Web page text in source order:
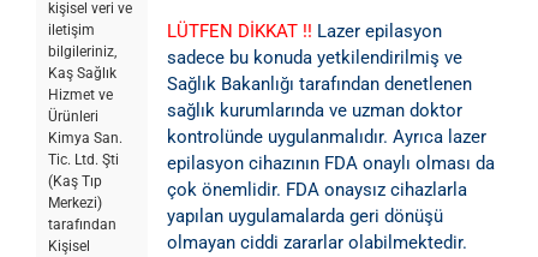
kişisel veri ve
iletişim
bilgileriniz,
Kaş Sağlık
Hizmet ve
Ürünleri
Kimya San.
Tic. Ltd. Şti
(Kaş Tıp
Merkezi)
tarafından
Kişisel
LÜTFEN DİKKAT !! Lazer epilasyon
sadece bu konuda yetkilendirilmiş ve
Sağlık Bakanlığı tarafından denetlenen
sağlık kurumlarında ve uzman doktor
kontrolünde uygulanmalıdır. Ayrıca lazer
epilasyon cihazının FDA onaylı olması da
çok önemlidir. FDA onaysız cihazlarla
yapılan uygulamalarda geri dönüşü
olmayan ciddi zararlar olabilmektedir.